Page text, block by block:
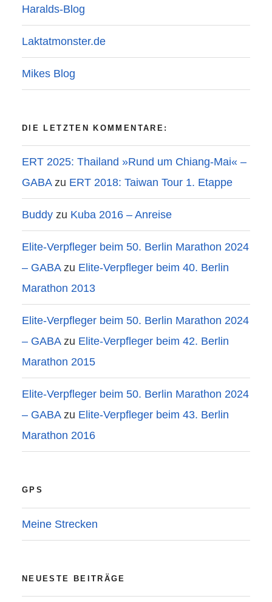
Haralds-Blog
Laktatmonster.de
Mikes Blog
DIE LETZTEN KOMMENTARE:
ERT 2025: Thailand »Rund um Chiang-Mai« –
GABAzu ERT 2018: Taiwan Tour 1. Etappe
Buddy zu Kuba 2016 – Anreise
Elite-Verpfleger beim 50. Berlin Marathon 2024
– GABAzu Elite-Verpfleger beim 40. Berlin
Marathon 2013
Elite-Verpfleger beim 50. Berlin Marathon 2024
– GABAzu Elite-Verpfleger beim 42. Berlin
Marathon 2015
Elite-Verpfleger beim 50. Berlin Marathon 2024
– GABAzu Elite-Verpfleger beim 43. Berlin
Marathon 2016
GPS
Meine Strecken
NEUESTE BEITRÄGE